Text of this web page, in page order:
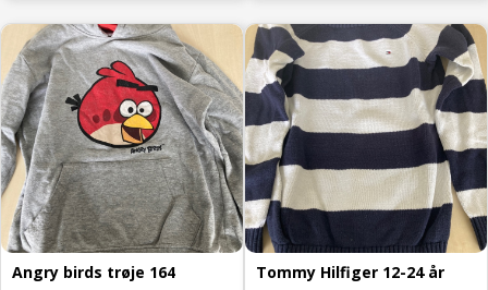
Angry birds trøje 164 Tommy Hilfiger 12-24 år